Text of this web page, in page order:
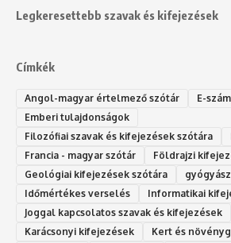
Legkeresettebb szavak és kifejezések
Címkék
Angol-magyar értelmező szótár E-
Emberi tulajdonságok
Filozófiai szavak és kifejezések szótára
Francia - magyar szótár
Földrajzi
Geológiai kifejezések szótára
Időmértékes verselés
Informatikai
Joggal kapcsolatos szavak és kifejezések
Karácsonyi kifejezések
Kert és